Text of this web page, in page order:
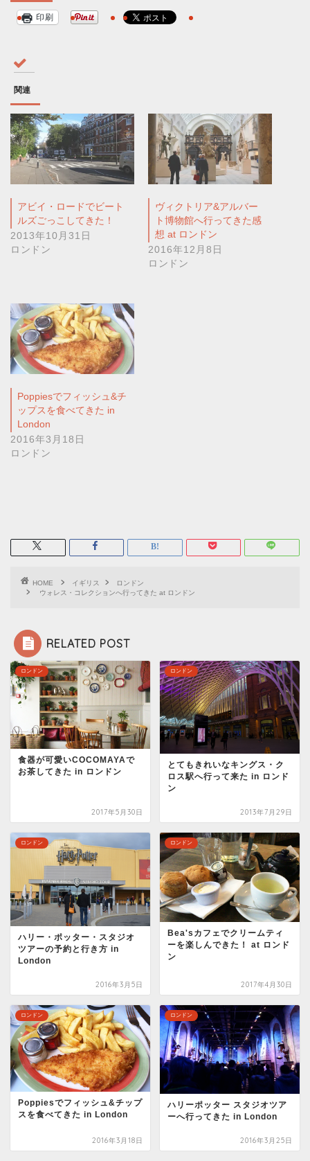
印刷
関連
アビイ・ロードでビート
ルズごっこしてきた！
2013年10月31日
ロンドン
ヴィクトリア&アルバー
ト博物館へ行ってきた感
想 at ロンドン
2016年12月8日
ロンドン
Poppiesでフィッシュ&チ
ップスを食べてきた in
London
2016年3月18日
ロンドン
HOME イギリス
ロンドン
ウォレス・コレクションへ行ってきた at ロンドン
RELATED POST
ロンドン
食器が可愛いCOCOMAYAで
お茶してきた in ロンドン
2017年5月30日
ロンドン
とてもきれいなキングス・ク
ロス駅へ行って来た in ロンド
ン
2013年7月29日
ロンドン
ハリー・ポッター・スタジオ
ツアーの予約と行き方 in
London
2016年3月5日
ロンドン
Bea'sカフェでクリームティ
ーを楽しんできた！ at ロンド
ン
2017年4月30日
ロンドン
Poppiesでフィッシュ&チップ
スを食べてきた in London
2016年3月18日
ロンドン
ハリーポッター スタジオツア
ーへ行ってきた in London
2016年3月25日